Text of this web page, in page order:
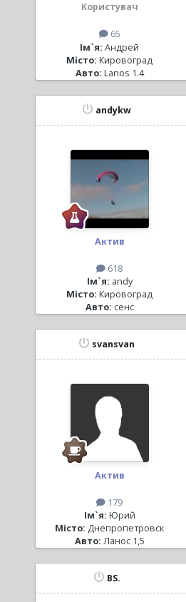
Користувач
65
Ім`я: Андрей
Місто: Кировоград
Авто: Lanos 1.4
andykw
Актив
618
Ім`я: andy
Місто: Кировоград
Авто: сенс
svansvan
Актив
179
Ім`я: Юрий
Місто: Днепропетровск
Авто: Ланос 1,5
BS.